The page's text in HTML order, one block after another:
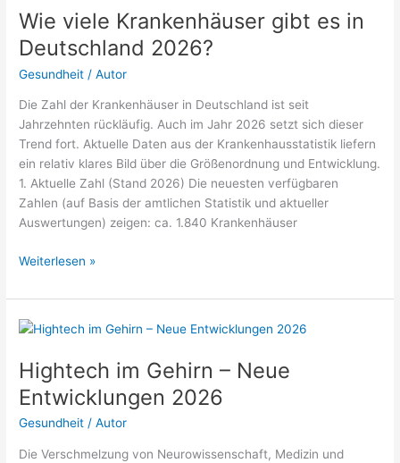
in
Deutschland
2026
der
PKV?
Wie viele Krankenhäuser gibt es in
Deutschland 2026?
Gesundheit /Autor
Die Zahl der Krankenhäuser in Deutschland ist seit
Jahrzehnten rückläufig. Auch im Jahr 2026 setzt sich dieser
Trend fort. Aktuelle Daten aus der Krankenhausstatistik liefern
ein relativ klares Bild über die Größenordnung und Entwicklung.
1. Aktuelle Zahl (Stand 2026) Die neuesten verfügbaren
Zahlen (auf Basis der amtlichen Statistik und aktueller
Auswertungen) zeigen: ca. 1.840 Krankenhäuser
Wie
Krankenhäuser
gibt
Deutschland
2026?
Weiterlesen »
Hightech im Gehirn – Neue
Entwicklungen 2026
Gesundheit /Autor
Die Verschmelzung von Neurowissenschaft, Medizin und